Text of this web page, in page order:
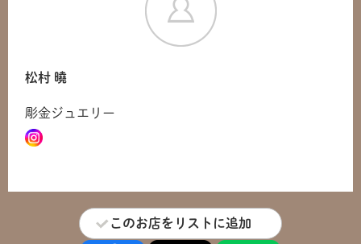
松村 曉
彫金ジュエリー
このお店をリストに追加